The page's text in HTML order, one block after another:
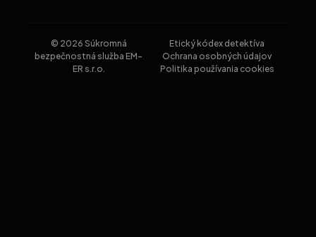
© 2026 Súkromná
bezpečnostná služba EM-
ER s.r.o.
Etický kódex detektíva
Ochrana osobných údajov
Politika používania cookies